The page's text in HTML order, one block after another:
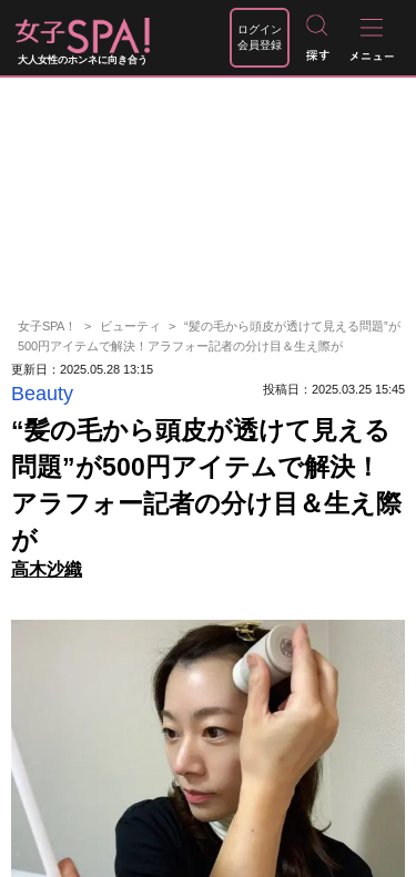
大人女性のホンネに向き合う
ログイン
会員登録
女子SPA！ ビューティ
“髪の毛から頭皮が透けて見える問題”が
500円アイテムで解決！アラフォー記者の分け目＆生え際が
更新日：2025.05.28 13:15
Beauty 投稿日：2025.03.25 15:45
“髪の毛から頭皮が透けて見える
問題”が500円アイテムで解決！
アラフォー記者の分け目＆生え際
が
高木沙織